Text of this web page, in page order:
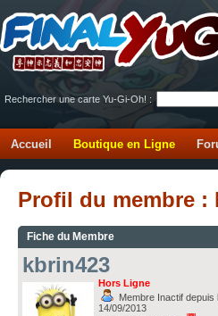
Rechercher une carte Yu-Gi-Oh! :
Accueil Boutique en Ligne
Profil du membre :
Fiche du Membre
kbrin423
Hors Ligne
Membre Inactif depuis
14/09/2013